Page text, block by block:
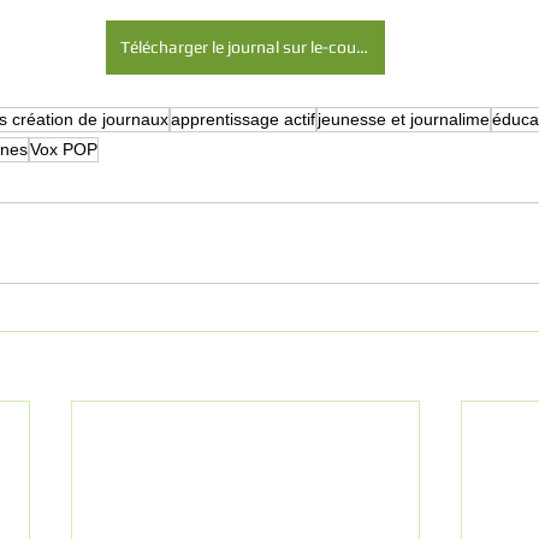
Télécharger le journal sur le-courrier.ch
création de journauxapprentissage actifjeunesse et journalime
Vox POP